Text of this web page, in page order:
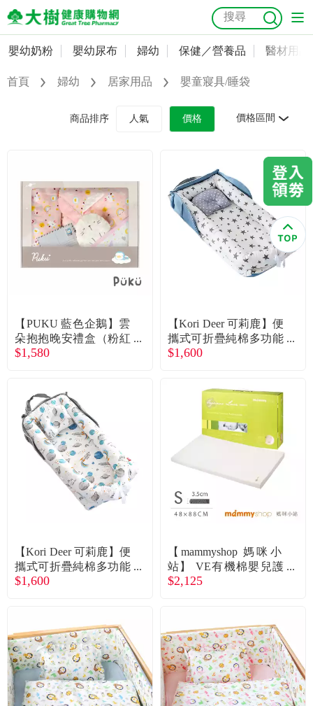
嬰幼奶粉
醫材用品
成人照護
食品／健康食補
寵物
名人嚴選
優惠活動
購物流程
常見問題
折價券、紅利說明
會員資料及密碼修改
紅利點數查詢
購物金查詢
優惠券查詢
登入
嬰幼奶粉 嬰幼尿布 婦幼 保健／營養品 醫材用品
首頁 婦幼 居家用品 嬰童寢具/睡袋
商品排序 人氣 價格 價格區間
【PUKU 藍色企鵝】雲
朵抱抱晚安禮盒（粉紅
馬）
$1,580
【Kori Deer 可莉鹿】便
攜式可折疊純棉多功能
床中床無被子 旅行箱包
$1,600
【Kori Deer 可莉鹿】便
攜式可折疊純棉多功能
床中床無被子 旅行箱包
$1,600
【mammyshop 媽咪小
站】 VE有機棉嬰兒護
脊床墊3.5cm (S) 48 × 88
$2,125